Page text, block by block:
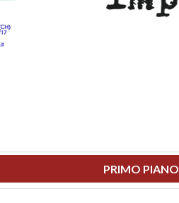
PRIMO PIANO